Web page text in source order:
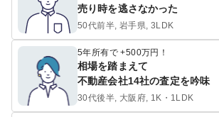
売り時を逃さなかった
50代前半, 岩手県, 3LDK
5年所有で +500万円！
相場を踏まえて
不動産会社14社の査定を吟味
30代後半, 大阪府, 1K・1LDK